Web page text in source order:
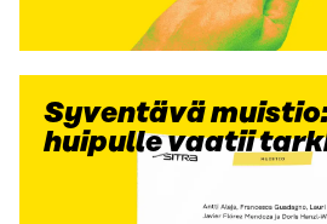
Syventävä
huipulle vaatii